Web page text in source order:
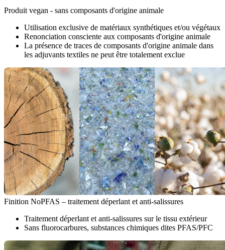
Produit vegan - sans composants d'origine animale
Utilisation exclusive de matériaux synthétiques et/ou végétaux
Renonciation consciente aux composants d'origine animale
La présence de traces de composants d'origine animale dans
les adjuvants textiles ne peut être totalement exclue
Finition NoPFAS – traitement déperlant et anti-salissures
Traitement déperlant et anti-salissures sur le tissu extérieur
Sans fluorocarbures, substances chimiques dites PFAS/PFC